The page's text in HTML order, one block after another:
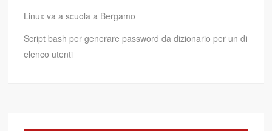
Linux va a scuola a Bergamo
Script bash per generare password da dizionario per un di
elenco utenti